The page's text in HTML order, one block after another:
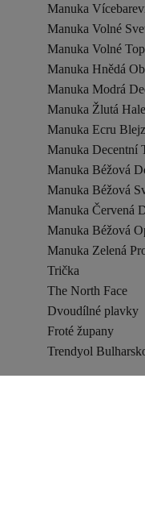
Manuka
Manuka Volné
Manuka Volné
Manuka Hnědá
Manuka Modrá
Manuka Žlutá
Manuka Ecru
Manuka Decentní
Manuka Béžová
Manuka Béžová
Manuka Červená
Manuka Béžová
Manuka Zelená
Trička
The North Face
Dvoudílné plavky
Froté župany
Trendyol